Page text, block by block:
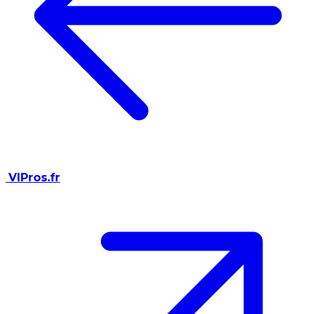
VIPros.fr